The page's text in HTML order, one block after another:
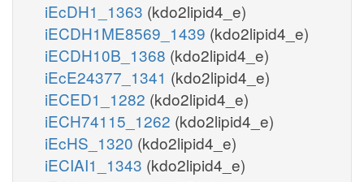
iEcDH1_1363 (kdo2lipid4_e)
iECDH1ME8569_1439 (kdo2lipid4_e)
iECDH10B_1368 (kdo2lipid4_e)
iEcE24377_1341 (kdo2lipid4_e)
iECED1_1282 (kdo2lipid4_e)
iECH74115_1262 (kdo2lipid4_e)
iEcHS_1320 (kdo2lipid4_e)
iECIAI1_1343 (kdo2lipid4_e)